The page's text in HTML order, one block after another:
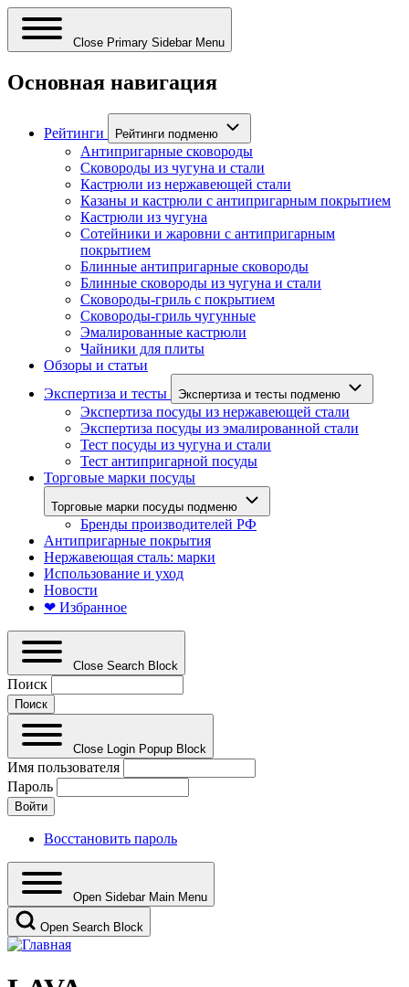
Close Primary Sidebar Menu
Основная навигация
Рейтинги Рейтинги подменю
Антипригарные сковороды
Сковороды из чугуна и стали
Кастрюли из нержавеющей стали
Казаны и кастрюли с антипригарным покрытием
Кастрюли из чугуна
Сотейники и жаровни с антипригарным
покрытием
Блинные антипригарные сковороды
Блинные сковороды из чугуна и стали
Сковороды-гриль с покрытием
Сковороды-гриль чугунные
Эмалированные кастрюли
Чайники для плиты
Обзоры и статьи
Экспертиза и тесты
Экспертиза и тесты подменю
Экспертиза посуды из нержавеющей стали
Экспертиза посуды из эмалированной стали
Тест посуды из чугуна и стали
Тест антипригарной посуды
Торговые марки посуды
Торговые марки посуды подменю
Бренды производителей РФ
Антипригарные покрытия
Нержавеющая сталь: марки
Использование и уход
Новости
❤ Избранное
Close Search Block
Поиск
Close Login Popup Block
Имя пользователя
Пароль
Восстановить пароль
Open Sidebar Main Menu
Open Search Block